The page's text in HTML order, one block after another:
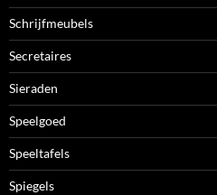
Schrijfmeubels
Secretaires
Sieraden
Speelgoed
Speeltafels
Spiegels